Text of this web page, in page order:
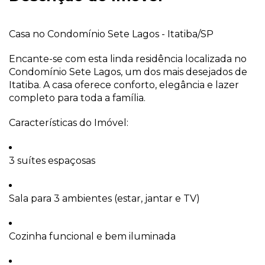
Casa no Condomínio Sete Lagos - Itatiba/SP
Encante-se com esta linda residência localizada no
Condomínio Sete Lagos, um dos mais desejados de
Itatiba. A casa oferece conforto, elegância e lazer
completo para toda a família.
Características do Imóvel:
3 suítes espaçosas
Sala para 3 ambientes (estar, jantar e TV)
Cozinha funcional e bem iluminada